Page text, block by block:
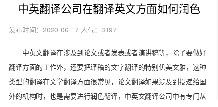
中英翻译公司在翻译英文方面如何润色
发布时间：2020-06-17 人气：3197
中英文翻译在涉及到论文或者发表或者演讲稿等，除了要做好
翻译方面的工作外，还要把译稿的文字翻译的特别优美文雅，这种
类型的翻译在文学翻译方面很常见，论文翻译如果涉及到投递给国
外的机构时，也是需要进行润色翻译，中英文翻译公司中有专门从